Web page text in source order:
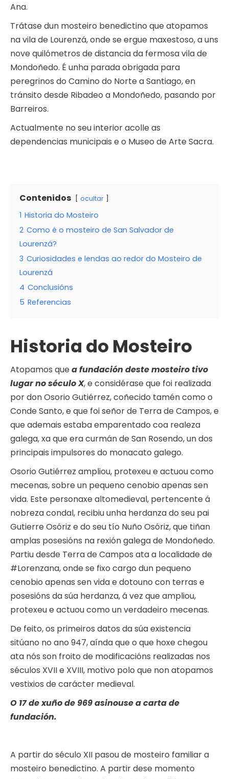
Ana.
Trátase dun mosteiro benedictino que atopamos
na vila de Lourenzá, onde se ergue maxestoso, a uns
nove quilómetros de distancia da fermosa vila de
Mondoñedo. É unha parada obrigada para
peregrinos do Camino do Norte a Santiago, en
tránsito desde Ribadeo a Mondoñedo, pasando por
Barreiros.
Actualmente no seu interior acolle as
dependencias municipais e o Museo de Arte Sacra.
Contenidos ocultar
1 Historia do Mosteiro
2 Como é o mosteiro de San Salvador de
Lourenzá?
3 Curiosidades e lendas ao redor do Mosteiro de
Lourenzá
4 Conclusións
5 Referencias
Historia do Mosteiro
Atopamos quea fundación deste mosteiro tivo
lugar no século X, e considérase que foi realizada
por don Osorio Gutiérrez, coñecido tamén como o
Conde Santo, e que foi señor de Terra de Campos, e
que ademais estaba emparentado coa realeza
galega, xa que era curmán de San Rosendo, un dos
principais impulsores do monacato galego.
Osorio Gutiérrez ampliou, protexeu e actuou como
mecenas, sobre un pequeno cenobio apenas sen
vida. Este personaxe altomedieval, pertencente á
nobreza condal, recibiu unha herdanza do seu pai
Gutierre Osóriz e do seu tío Nuño Osóriz, que tiñan
amplas posesións na rexión galega de Mondoñedo.
Partiu desde Terra de Campos ata a localidade de
#Lorenzana, onde se fixo cargo dun pequeno
cenobio apenas sen vida e dotouno con terras e
posesións da súa herdanza, á vez que ampliou,
protexeu e actuou como un verdadeiro mecenas.
De feito, os primeiros datos da súa existencia
sitúano no ano 947, aínda que o que hoxe chegou
ata nós son froito de modificacións realizadas nos
séculos XVII e XVIII, motivo polo que non atopamos
vestixios de carácter medieval.
O 17 de xuño de 969 asinouse a carta de
fundación.
A partir do século XII pasou de mosteiro familiar a
mosteiro benedictino. A partir dese momento